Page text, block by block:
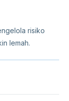
risiko
lemah.